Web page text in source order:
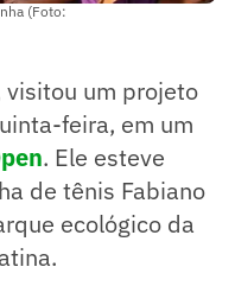
(Foto:
visitou um projeto
feira, em um
. Ele esteve
de tênis Fabiano
ecológico da